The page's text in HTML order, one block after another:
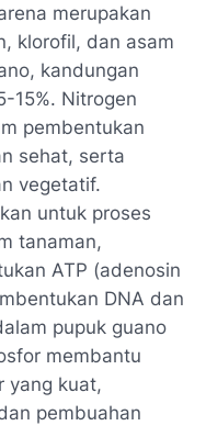
merupakan
klorofil, dan asam
kandungan
15%. Nitrogen
pembentukan
sehat, serta
vegetatif.
untuk proses
tanaman,
ATP (adenosin
DNA dan
pupuk guano
membantu
yang kuat,
pembuahan